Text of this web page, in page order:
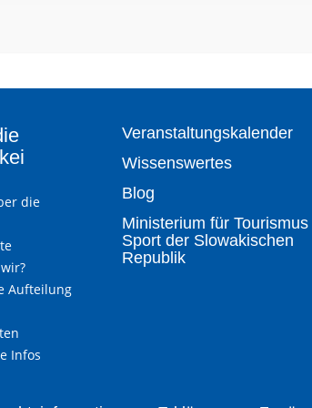
die
Aufteilung
Infos
Veranstaltungskalender
Wissenswertes
Blog
Ministerium für
Sport der Slowakischen
Republik